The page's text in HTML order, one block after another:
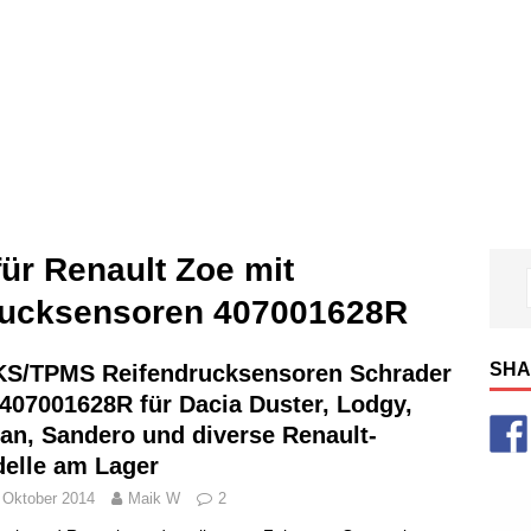
Renault Zoe mit
407001628R
TPMS Reifendrucksensoren Schrader
für Dacia Duster, Lodgy,
Sandero und diverse Renault-
am Lager
2014 Maik W 2